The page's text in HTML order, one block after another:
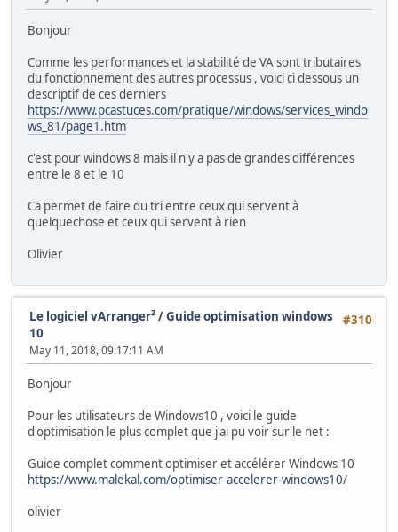
Bonjour
Comme les performances et la stabilité de VA sont tributaires
du fonctionnement des autres processus , voici ci dessous un
descriptif de ces derniers
https://www.pcastuces.com/pratique/windows/services_windo
ws_81/page1.htm
c'est pour windows 8 mais il n'y a pas de grandes différences
entre le 8 et le 10
Ca permet de faire du tri entre ceux qui servent à
quelquechose et ceux qui servent à rien
Olivier
#310
Le logiciel vArranger²/Guide optimisation windows
10
May 11, 2018, 09:17:11 AM
Bonjour
Pour les utilisateurs de Windows10 , voici le guide
d'optimisation le plus complet que j'ai pu voir sur le net :
Guide complet comment optimiser et accélérer Windows 10
https://www.malekal.com/optimiser-accelerer-windows10/
olivier